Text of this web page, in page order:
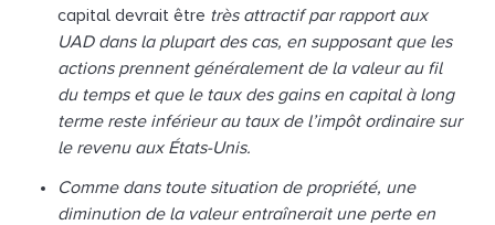
capital devrait être très attractif par rapport aux
UAD dans la plupart des cas, en supposant que les
actions prennent généralement de la valeur au fil
du temps et que le taux des gains en capital à long
terme reste inférieur au taux de l’impôt ordinaire sur
le revenu aux États-Unis.
Comme dans toute situation de propriété, une
diminution de la valeur entraînerait une perte en